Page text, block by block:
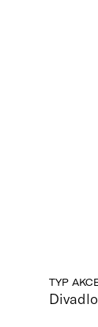
TYP
Divadlo